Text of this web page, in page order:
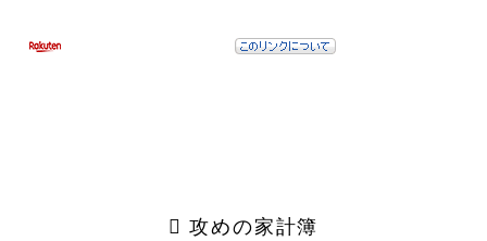
攻めの家計簿